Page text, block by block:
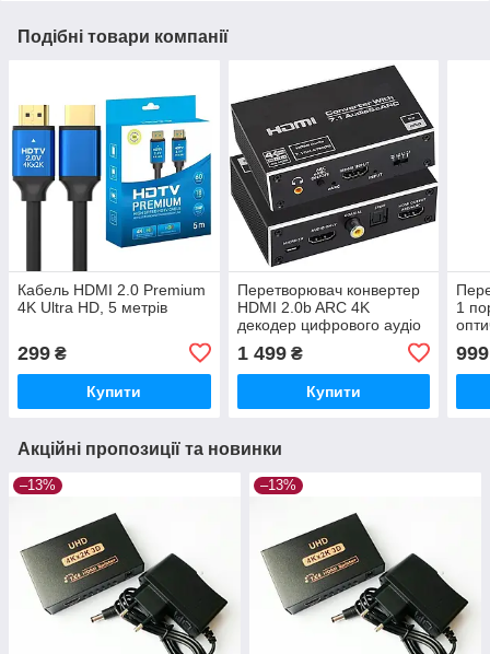
Подібні товари компанії
Кабель HDMI 2.0 Premium
4K Ultra HD, 5 метрів
299 ₴
Купити
Перетворювач конвертер
HDMI 2.0b ARC 4K
декодер цифрового аудіо
звуку в оптичний + цифро-
аналоговий перетворювач
RCA
1 499₴
Купити
1
999
Акційні пропозиції та новинки
–13% –13%